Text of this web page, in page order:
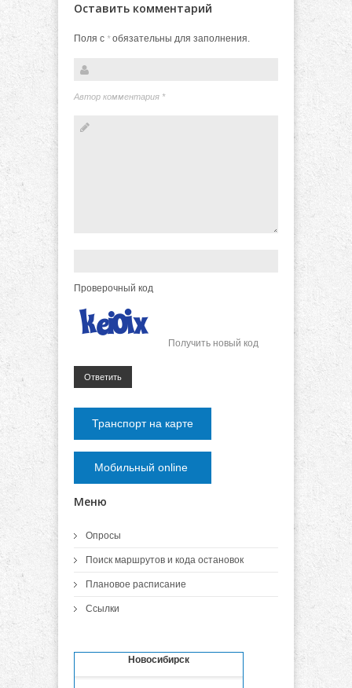
Оставить комментарий
Поля с *обязательны для заполнения.
Автор комментария *
Проверочный код
Получить новый код
Ответить
Транспорт на карте
Мобильный online
Меню
Опросы
Поиск маршрутов и кода остановок
Плановое расписание
Ссылки
Новосибирск